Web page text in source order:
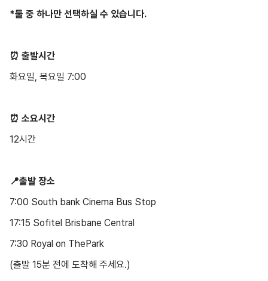
*둘 중 하나만 선택하실 수 있습니다.
⏰ 출발시간
화요일, 목요일 7:00
⏰ 소요시간
12시간
📍출발 장소
7:00 South bank Cinema Bus Stop
17:15 Sofitel Brisbane Central
7:30 Royal on ThePark
(출발 15분 전에 도착해 주세요.)